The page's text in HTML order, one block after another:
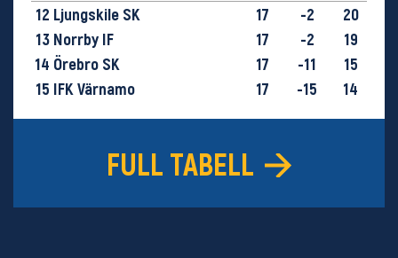
12 Ljungskile SK 17 -2
20
13 Norrby IF 17 -2
19
14 Örebro SK 17 -11
15
15 IFK Värnamo 17 -15
14
FULL TABELL